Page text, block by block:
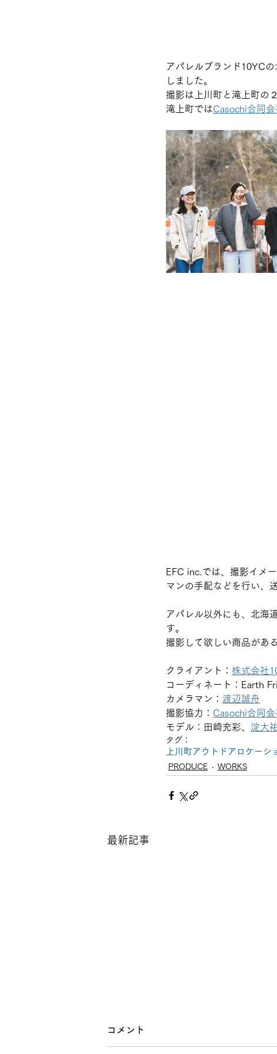
アパレルブランド10YC
しました。
撮影は上川町と滝上町の
滝上町ではCasochi合同会
EFC inc.では、撮影イメ
マンの手配などを行い、
アパレル以外にも、北海
す。
撮影して欲しい商品があ
クライアント： 株式会社
コーディネート：Earth
カメラマン： 渡辺誠舟
撮影協力： Casochi合同会
モデル：田崎充彩、 淀大
タグ：
上川町アウトドア ロケーシ
PRODUCE WORKS
最新記事
コメント